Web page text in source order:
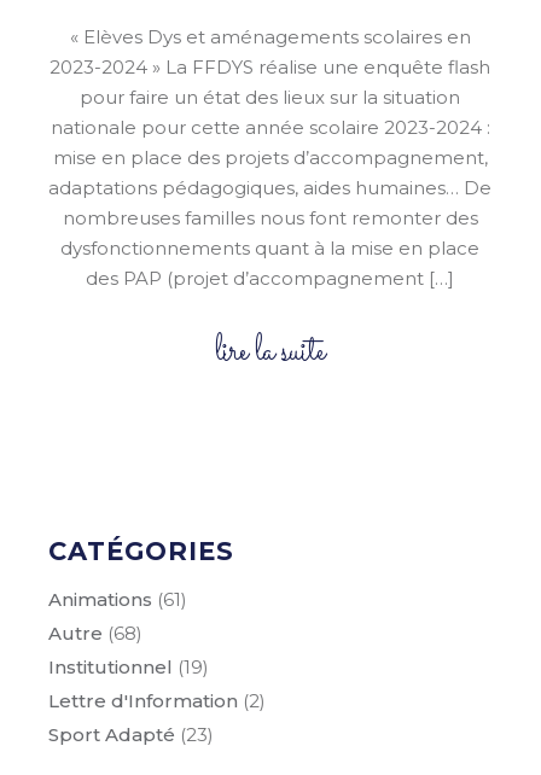
« Elèves Dys et aménagements scolaires en
2023-2024 » La FFDYS réalise une enquête flash
pour faire un état des lieux sur la situation
nationale pour cette année scolaire 2023-2024 :
mise en place des projets d’accompagnement,
adaptations pédagogiques, aides humaines… De
nombreuses familles nous font remonter des
dysfonctionnements quant à la mise en place
des PAP (projet d’accompagnement […]
lire la suite
CATÉGORIES
Animations (61)
Autre (68)
Institutionnel (19)
Lettre d'Information (2)
Sport Adapté (23)